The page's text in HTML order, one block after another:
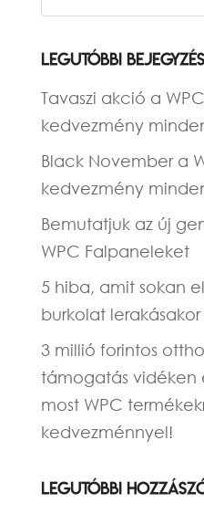
Legutóbbi
Tavaszi akció a
kedvezmény
Black November a
kedvezmény
Bemutatjuk az új
WPC Falpaneleket
5 hiba, amit sokan
burkolat lerakásakor
3 millió forintos
támogatás vidéken
most WPC
kedvezménnyel!
Legutóbbi